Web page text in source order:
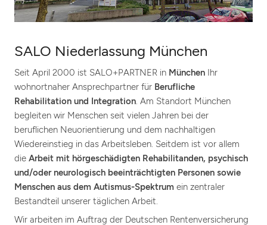
SALO Niederlassung München
Seit April 2000 ist SALO+PARTNER in München Ihr
wohnortnaher Ansprechpartner für Berufliche
Rehabilitation und Integration . Am Standort München
begleiten wir Menschen seit vielen Jahren bei der
beruflichen Neuorientierung und dem nachhaltigen
Wiedereinstieg in das Arbeitsleben. Seitdem ist vor allem
die Arbeit mit hörgeschädigten Rehabilitanden, psychisch
und/oder neurologisch beeinträchtigten Personen sowie
Menschen aus dem Autismus-Spektrum ein zentraler
Bestandteil unserer täglichen Arbeit.
Wir arbeiten im Auftrag der Deutschen Rentenversicherung